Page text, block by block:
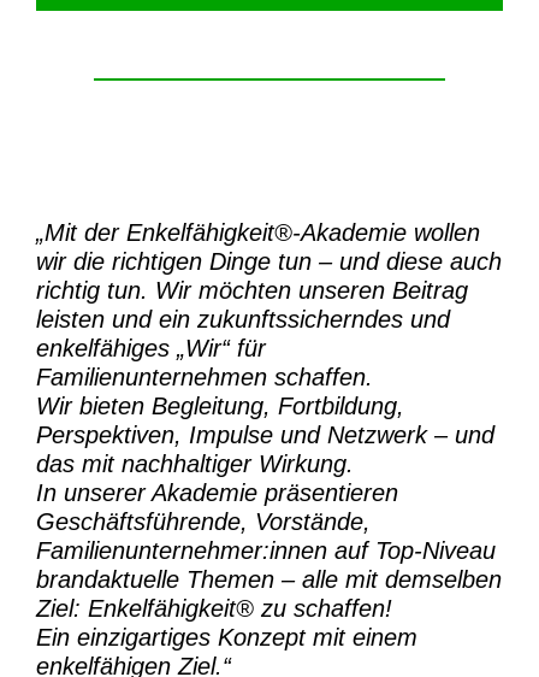
„Mit der Enkelfähigkeit®-Akademiewollen
wir die richtigen Dinge tun – und diese auch
richtig tun. Wir möchten unseren Beitrag
leisten und ein zukunftssicherndes und
enkelfähiges „Wir“ für
Familienunternehmen schaffen.
Wir bieten Begleitung, Fortbildung,
Perspektiven, Impulse und Netzwerk – und
das mit nachhaltiger Wirkung.
In unserer Akademie präsentieren
Geschäftsführende, Vorstände,
Familienunternehmer:innen auf Top-Niveau
brandaktuelle Themen – alle mit demselben
Ziel: Enkelfähigkeit® zu schaffen!
Ein einzigartiges Konzept mit einem
enkelfähigen Ziel.“